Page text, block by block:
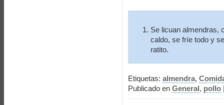
Se licuan almendras,
caldo, se fríe todo y
ratito.
Etiquetas: almendra,
Publicado en General, pollo